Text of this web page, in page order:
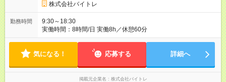
株式会社バイトレ
勤務時間
9:30～18:30
実働時間：8時間/日 実働8h／休憩60分
気になる！ 応募する 詳細へ
掲載元企業名 株式会社バイトレ